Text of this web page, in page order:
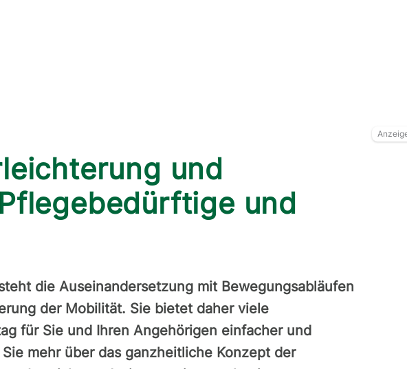
und
und
die Auseinandersetzung mit Bewegungsabläufen
der Mobilität. Sie bietet daher viele
für Sie und Ihren Angehörigen einfacher und
mehr über das ganzheitliche Konzept der